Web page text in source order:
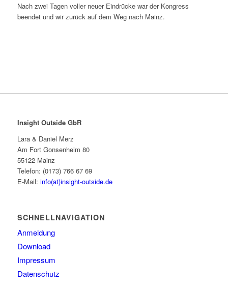
Nach zwei Tagen voller neuer Eindrücke war der Kongress
beendet und wir zurück auf dem Weg nach Mainz.
Insight Outside GbR
Lara & Daniel Merz
Am Fort Gonsenheim 80
55122 Mainz
Telefon: (0173) 766 67 69
E-Mail: info(at)insight-outside.de
SCHNELLNAVIGATION
Anmeldung
Download
Impressum
Datenschutz